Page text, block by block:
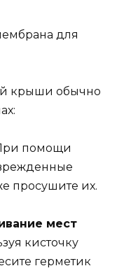
для
крыши обычно
помощи
просушите их.
мест
кисточку
герметик